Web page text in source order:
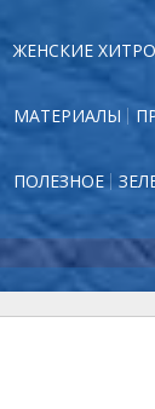
ЖЕНСКИЕ
МАТЕРИАЛЫ
ПОЛЕЗНОЕ